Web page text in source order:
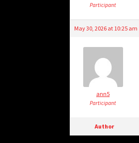
Participant
May 30, 2026 at 10:25 am
ann5
Participant
Author